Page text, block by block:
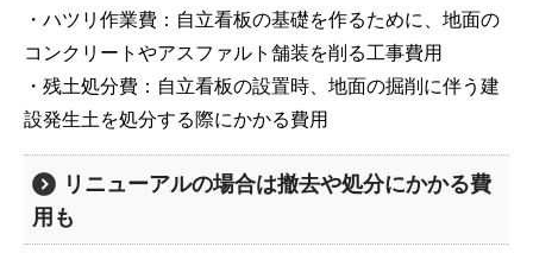
・ハツリ作業費：自立看板の基礎を作るために、地面の
コンクリートやアスファルト舗装を削る工事費用
・残土処分費：自立看板の設置時、地面の掘削に伴う建
設発生土を処分する際にかかる費用
リニューアルの場合は撤去や処分にかかる費
用も